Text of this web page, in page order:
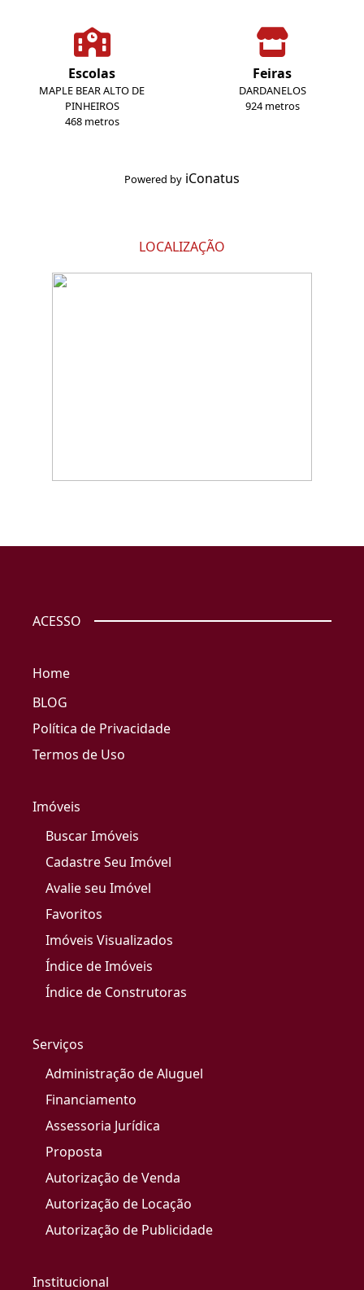
Escolas
MAPLE BEAR ALTO DE
PINHEIROS
468 metros
Feiras
DARDANELOS
924 metros
Powered by iConatus
LOCALIZAÇÃO
ACESSO
Home
BLOG
Política de Privacidade
Termos de Uso
Imóveis
Buscar Imóveis
Cadastre Seu Imóvel
Avalie seu Imóvel
Favoritos
Imóveis Visualizados
Índice de Imóveis
Índice de Construtoras
Serviços
Administração de Aluguel
Financiamento
Assessoria Jurídica
Proposta
Autorização de Venda
Autorização de Locação
Autorização de Publicidade
Institucional